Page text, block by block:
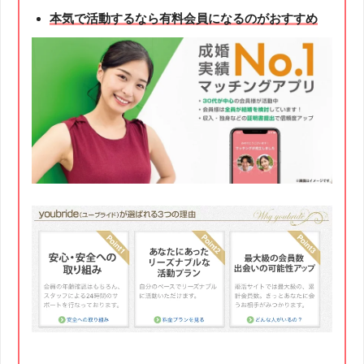
本気で活動するなら有料会員になるのがおすすめ